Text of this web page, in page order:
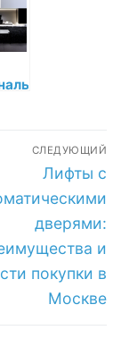
СЛЕДУЮЩИЙ
запись:
Лифты с
дверями:
и
покупки в
Москве